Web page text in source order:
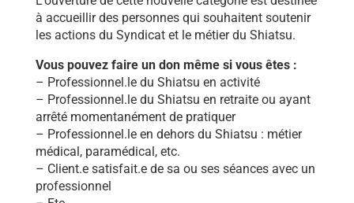
à accueillir des personnes qui souhaitent soutenir
les actions du Syndicat et le métier du Shiatsu.
Vous pouvez faire un don même si vous êtes :
– Professionnel.le du Shiatsu en activité
– Professionnel.le du Shiatsu en retraite ou ayant
arrêté momentanément de pratiquer
– Professionnel.le en dehors du Shiatsu : métier
médical, paramédical, etc.
– Client.e satisfait.e de sa ou ses séances avec un
professionnel